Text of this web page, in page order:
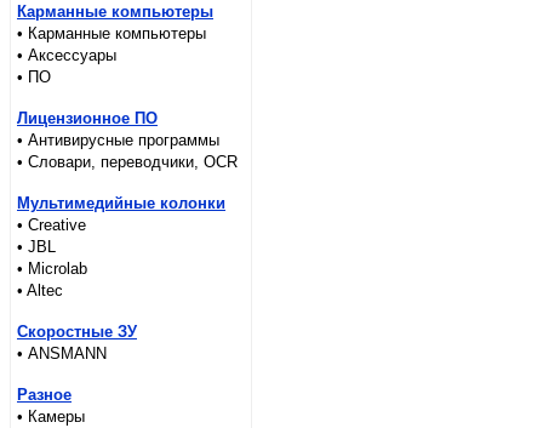
Карманные компьютеры
• Карманные компьютеры
• Аксессуары
• ПО
Лицензионное ПО
• Антивирусные программы
• Словари, переводчики, OCR
Мультимедийные колонки
• Creative
• JBL
• Microlab
• Altec
Скоростные ЗУ
• ANSMANN
Разное
• Камеры